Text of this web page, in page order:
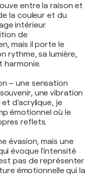
entre la raison et
la couleur et du
intérieur.
de
mais il porte le
rythme, sa lumière,
harmonie.
– une sensation
une vibration
et d'acrylique, je
émotionnel où le
reflets.
évasion, mais une
évoque l'intensité
pas de représenter
émotionnelle qui la